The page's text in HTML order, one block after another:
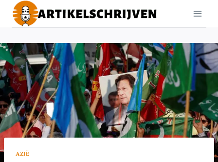
Doorgaan
naar
AZIË